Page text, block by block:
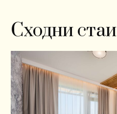
Сходни стаи